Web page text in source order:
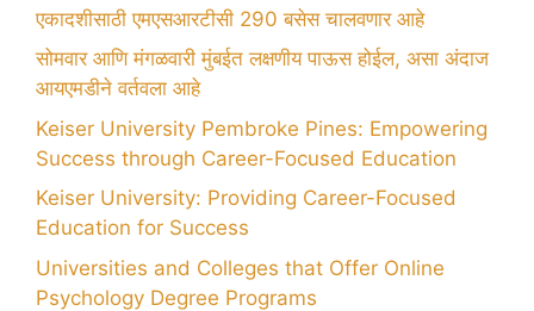
एकादशीसाठी एमएसआरटीसी 290 बसेस चालवणार आहे
सोमवार आणि मंगळवारी मुंबईत लक्षणीय पाऊस होईल, असा अंदाज
आयएमडीने वर्तवला आहे
Keiser University Pembroke Pines: Empowering
Success through Career-Focused Education
Keiser University: Providing Career-Focused
Education for Success
Universities and Colleges that Offer Online
Psychology Degree Programs